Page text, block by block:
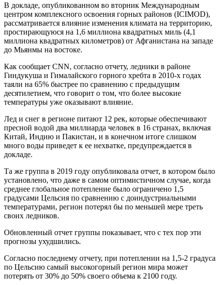
В докладе, опубликованном во вторник Международным
центром комплексного освоения горных районов (ICIMOD),
рассматривается влияние изменения климата на территорию,
простирающуюся на 1,6 миллиона квадратных миль (4,1
миллиона квадратных километров) от Афганистана на западе
до Мьянмы на востоке.
Как сообщает CNN, согласно отчету, ледники в районе
Гиндукуша и Гималайского горного хребта в 2010-х годах
таяли на 65% быстрее по сравнению с предыдущим
десятилетием, что говорит о том, что более высокие
температуры уже оказывают влияние.
Лед и снег в регионе питают 12 рек, которые обеспечивают
пресной водой два миллиарда человек в 16 странах, включая
Китай, Индию и Пакистан, и в конечном итоге слишком
много воды приведет к ее нехватке, предупреждается в
докладе.
Та же группа в 2019 году опубликовала отчет, в котором было
установлено, что даже в самом оптимистичном случае, когда
среднее глобальное потепление было ограничено 1,5
градусами Цельсия по сравнению с доиндустриальными
температурами, регион потерял бы по меньшей мере треть
своих ледников.
Обновленный отчет группы показывает, что с тех пор эти
прогнозы ухудшились.
Согласно последнему отчету, при потеплении на 1,5-2 градуса
по Цельсию самый высокогорный регион мира может
потерять от 30% до 50% своего объема к 2100 году.